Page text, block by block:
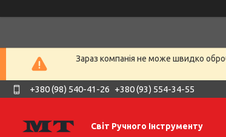
Зараз компанія не може швидко
+380 (98) 540-41-26 +380 (93) 554-34-55
Світ Ручного Інструменту